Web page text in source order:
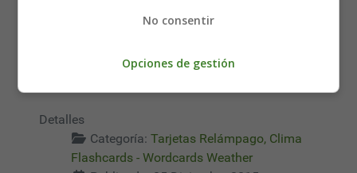
Detalles
Categoría: Tarjetas Relámpago, Clima
Flashcards - Wordcards Weather
No consentir
Opciones de gestión